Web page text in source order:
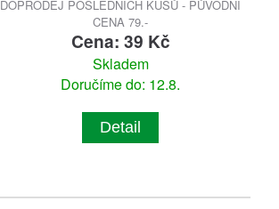
DOPRODEJ POSLEDNÍCH KUSŮ - PŮVODNÍ
CENA 79.-
Cena: 39 Kč
Skladem
Doručíme do: 12.8.
Detail